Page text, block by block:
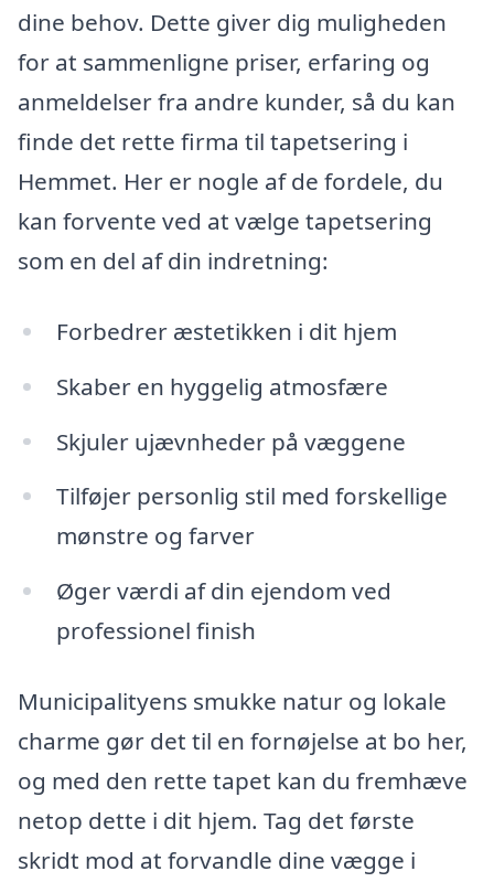
dine behov. Dette giver dig muligheden
for at sammenligne priser, erfaring og
anmeldelser fra andre kunder, så du kan
finde det rette firma til tapetsering i
Hemmet. Her er nogle af de fordele, du
kan forvente ved at vælge tapetsering
som en del af din indretning:
Forbedrer æstetikken i dit hjem
Skaber en hyggelig atmosfære
Skjuler ujævnheder på væggene
Tilføjer personlig stil med forskellige
mønstre og farver
Øger værdi af din ejendom ved
professionel finish
Municipalityens smukke natur og lokale
charme gør det til en fornøjelse at bo her,
og med den rette tapet kan du fremhæve
netop dette i dit hjem. Tag det første
skridt mod at forvandle dine vægge i